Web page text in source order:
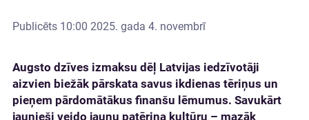
Publicēts 10:00 2025. gada 4. novembrī
Augsto dzīves izmaksu dēļ Latvijas iedzīvotāji
aizvien biežāk pārskata savus ikdienas tēriņus un
pieņem pārdomātākus finanšu lēmumus. Savukārt
jaunieši veido jaunu patēriņa kultūru – mazāk